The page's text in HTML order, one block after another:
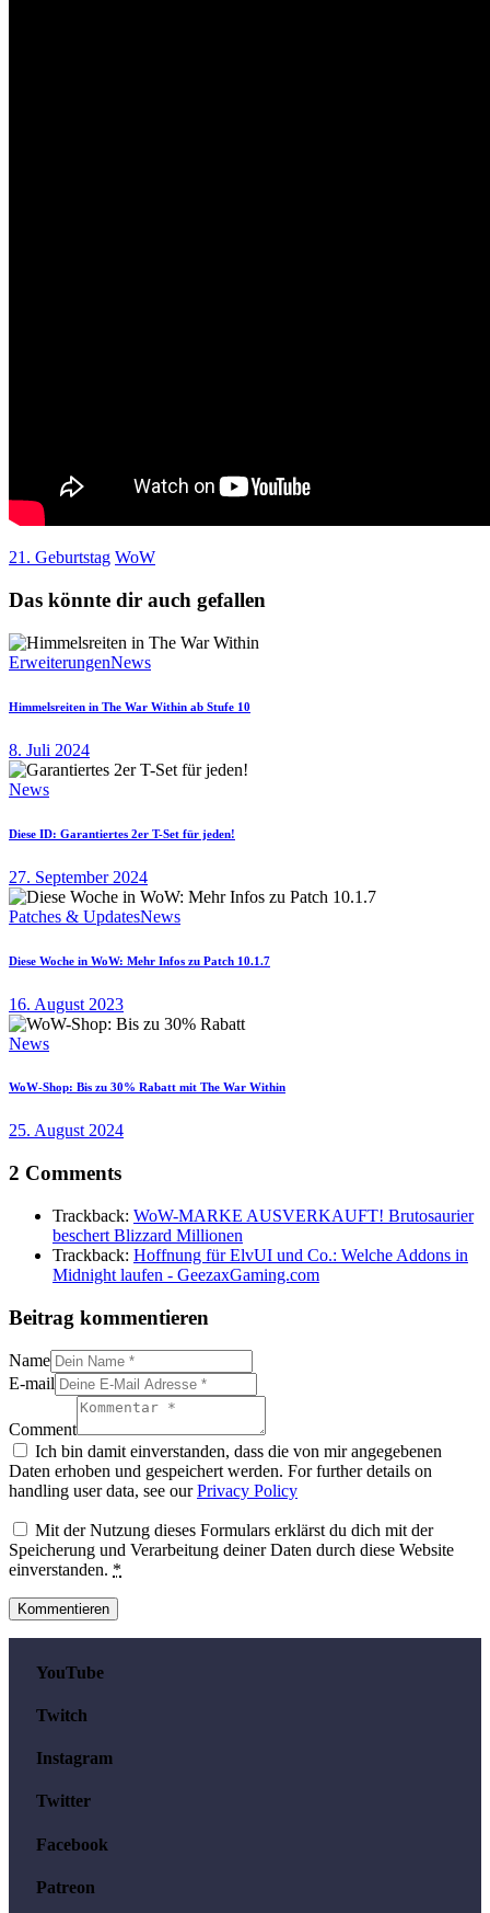
21. Geburtstag WoW
Das könnte dir auch gefallen
ErweiterungenNews
Himmelsreiten in The War Within ab Stufe 10
8. Juli 2024
News
Diese ID: Garantiertes 2er T-Set für jeden!
27. September 2024
Patches & UpdatesNews
Diese Woche in WoW: Mehr Infos zu Patch 10.1.7
16. August 2023
News
WoW-Shop: Bis zu 30% Rabatt mit The War Within
25. August 2024
2 Comments
Trackback: WoW-MARKE AUSVERKAUFT! Brutosaurier
beschert Blizzard Millionen
Trackback: Hoffnung für ElvUI und Co.: Welche Addons in
Midnight laufen - GeezaxGaming.com
Beitrag kommentieren
Name
E-mail
Comment
Ich bin damit einverstanden, dass die von mir angegebenen
Daten erhoben und gespeichert werden. For further details on
handling user data, see ourPrivacy Policy
Mit der Nutzung dieses Formulars erklärst du dich mit der
Speicherung und Verarbeitung deiner Daten durch diese Website
einverstanden. *
YouTube
Twitch
Instagram
Twitter
Facebook
Patreon